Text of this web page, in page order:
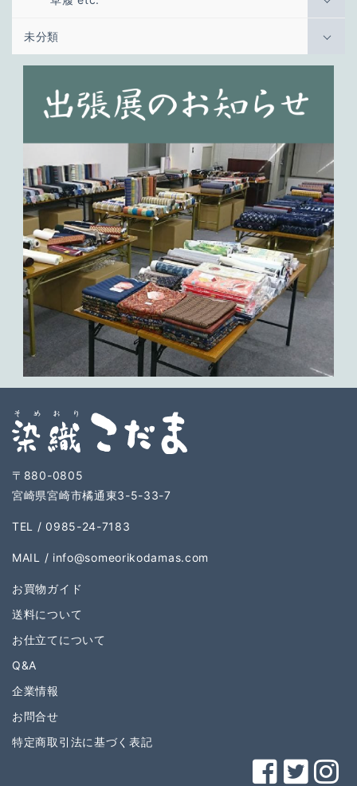
未分類
〒880-0805
宮崎県宮崎市橘通東3-5-33-7
TEL / 0985-24-7183
MAIL / info@someorikodamas.com
お買物ガイド
送料について
お仕立てについて
Q&A
企業情報
お問合せ
特定商取引法に基づく表記